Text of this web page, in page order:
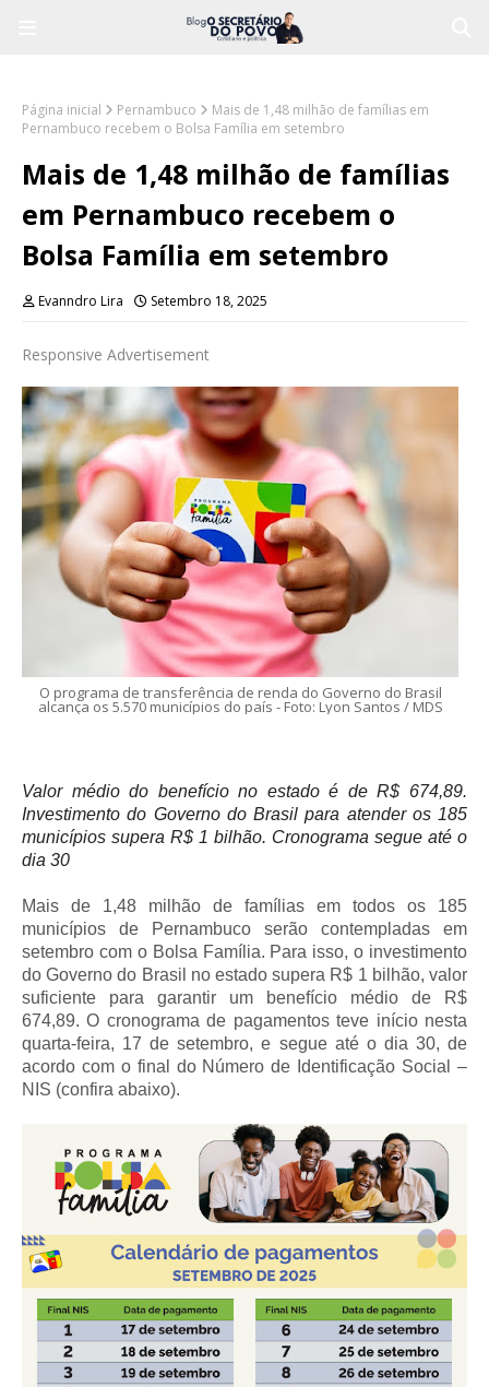
Página inicial Pernambuco
Mais de 1,48 milhão de famílias em
Pernambuco recebem o Bolsa Família em setembro
Mais de 1,48 milhão de famílias
em Pernambuco recebem o
Bolsa Família em setembro
Evanndro Lira Setembro 18, 2025
Responsive Advertisement
O programa de transferência de renda do Governo do Brasil
alcança os 5.570 municípios do país - Foto: Lyon Santos / MDS
Valor médio do benefício no estado é de R$ 674,89.
Investimento do Governo do Brasil para atender os 185
municípios supera R$ 1 bilhão. Cronograma segue até o
dia 30
Mais de 1,48 milhão de famílias em todos os 185
municípios de Pernambuco serão contempladas em
setembro com o Bolsa Família. Para isso, o investimento
do Governo do Brasil no estado supera R$ 1 bilhão, valor
suficiente para garantir um benefício médio de R$
674,89. O cronograma de pagamentos teve início nesta
quarta-feira, 17 de setembro, e segue até o dia 30, de
acordo com o final do Número de Identificação Social –
NIS (confira abaixo).